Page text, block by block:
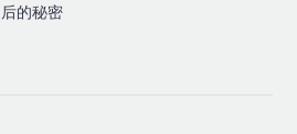
后的秘密